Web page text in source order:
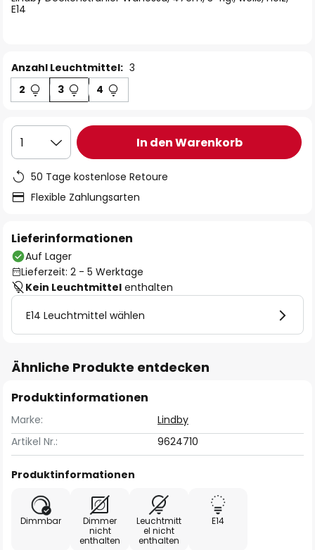
E14
Anzahl Leuchtmittel: 3
2
3 4
1 In den Warenkorb
50 Tage kostenlose Retoure
Flexible Zahlungsarten
Lieferinformationen
Auf Lager
Lieferzeit: 2 - 5 Werktage
Kein Leuchtmittel enthalten
E14 Leuchtmittel wählen
Ähnliche Produkte entdecken
Produktinformationen
Marke:
Lindby
Artikel Nr.:
9624710
Produktinformationen
Dimmbar
Dimmer
nicht
enthalten
Leuchtmitt
el nicht
enthalten
E14